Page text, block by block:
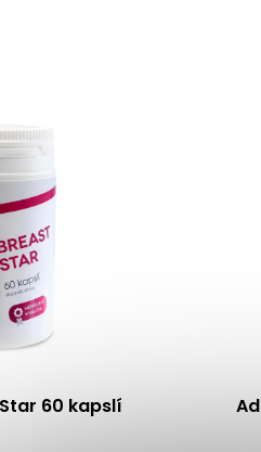
60 kapslí